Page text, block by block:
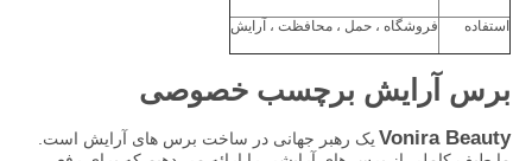
استفاده فروشگاه ، حمل ، محافظت ، آرایش
برس آرایش برچسب خصوصی
Vonira Beauty یک رهبر جهانی در ساخت برس های آرایش است.